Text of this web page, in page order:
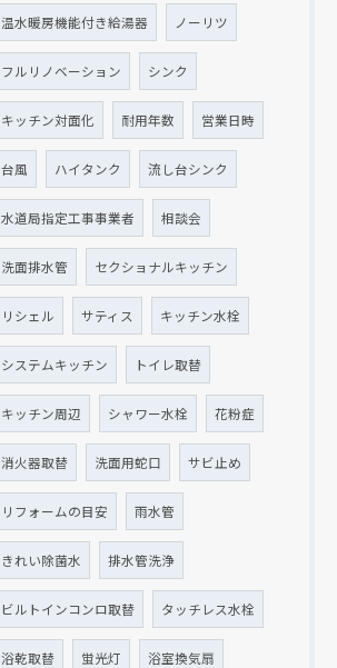
温水暖房機能付き給湯器 ノーリツ
フルリノベーション シンク
キッチン対面化 耐用年数 営業日時
台風 ハイタンク 流し台シンク
水道局指定工事事業者 相談会
洗面排水管 セクショナルキッチン
リシェル サティス キッチン水栓
システムキッチン トイレ取替
キッチン周辺 シャワー水栓 花粉症
消火器取替 洗面用蛇口 サビ止め
リフォームの目安 雨水管
きれい除菌水 排水管洗浄
ビルトインコンロ取替 タッチレス水栓
浴乾取替 蛍光灯 浴室換気扇